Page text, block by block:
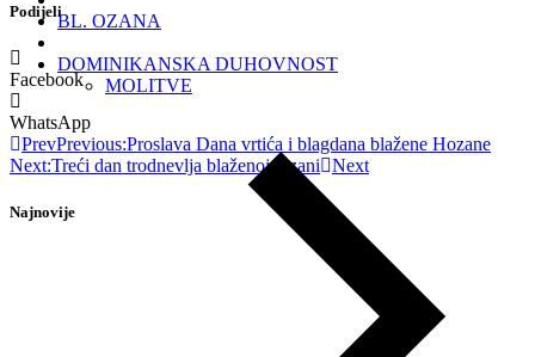
BL. OZANA
DOMINIKANSKA DUHOVNOST
MOLITVE
Podijeli
Facebook
WhatsApp
PrevPrevious:Proslava Dana vrtića i blagdana blažene Hozane
Next:Treći dan trodnevlja blaženoj Ozani Next
Najnovije